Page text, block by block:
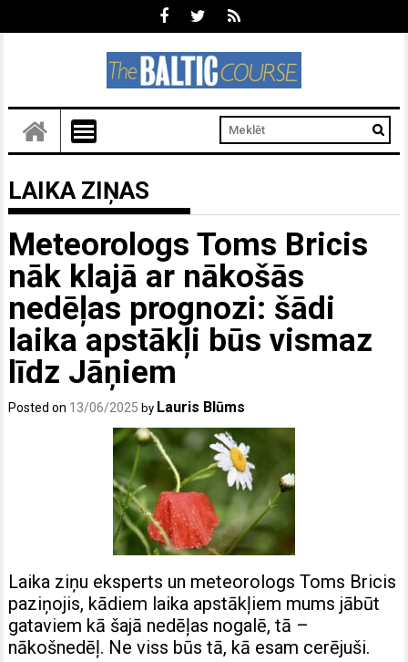
LAIKA ZIŅAS
Meteorologs Toms Bricis
nāk klajā ar nākošās
nedēļas prognozi: šādi
laika apstākļi būs vismaz
līdz Jāņiem
Posted on 13/06/2025 by Lauris Blūms
Laika ziņu eksperts un meteorologs Toms Bricis
paziņojis, kādiem laika apstākļiem mums jābūt
gataviem kā šajā nedēļas nogalē, tā –
nākošnedēļ. Ne viss būs tā, kā esam cerējuši.